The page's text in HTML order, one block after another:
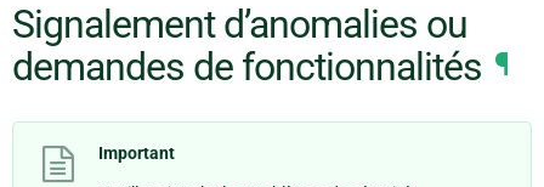
Signalement d’anomalies ou
demandes de fonctionnalités ¶
Important